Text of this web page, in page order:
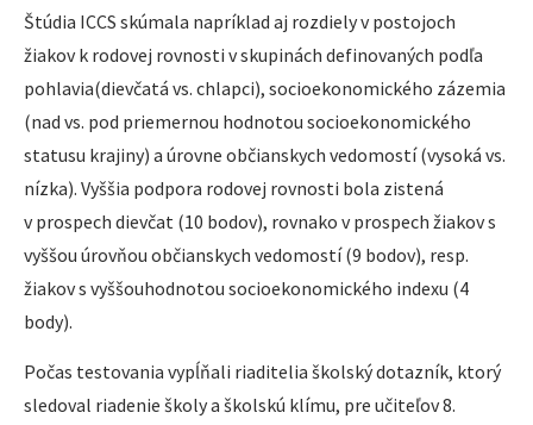
Štúdia ICCS skúmala napríklad aj rozdiely v postojoch
žiakov k rodovej rovnosti v skupinách definovaných podľa
pohlavia(dievčatá vs. chlapci), socioekonomického zázemia
(nad vs. pod priemernou hodnotou socioekonomického
statusu krajiny) a úrovne občianskych vedomostí (vysoká vs.
nízka). Vyššia podpora rodovej rovnosti bola zistená
v prospech dievčat (10 bodov), rovnako v prospech žiakov s
vyššou úrovňou občianskych vedomostí (9 bodov), resp.
žiakov s vyššouhodnotou socioekonomického indexu (4
body).
Počas testovania vypĺňali riaditelia školský dotazník, ktorý
sledoval riadenie školy a školskú klímu, pre učiteľov 8.